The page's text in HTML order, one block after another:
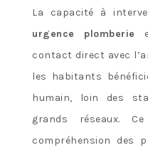
La capacité à
urgence plomberie
contact direct avec
les habitants
humain, loin des
grands réseaux.
compréhension des